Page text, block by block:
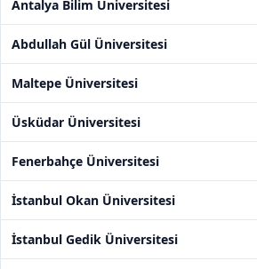
Antalya Bilim Üniversitesi
Abdullah Gül Üniversitesi
Maltepe Üniversitesi
Üsküdar Üniversitesi
Fenerbahçe Üniversitesi
İstanbul Okan Üniversitesi
İstanbul Gedik Üniversitesi